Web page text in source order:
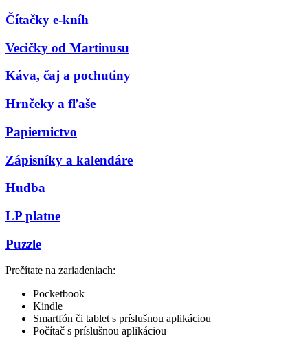
Čítačky e-kníh
Vecičky od Martinusu
Káva, čaj a pochutiny
Hrnčeky a fľaše
Papiernictvo
Zápisníky a kalendáre
Hudba
LP platne
Puzzle
Prečítate na zariadeniach:
Pocketbook
Kindle
Smartfón či tablet s príslušnou aplikáciou
Počítač s príslušnou aplikáciou